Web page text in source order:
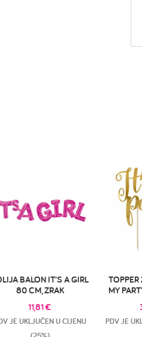
BALON IT’S A GIRL
80 CM, ZRAK
11,81€
JE UKLJUČEN U CIJENU
TOPPER
MY
PDV JE